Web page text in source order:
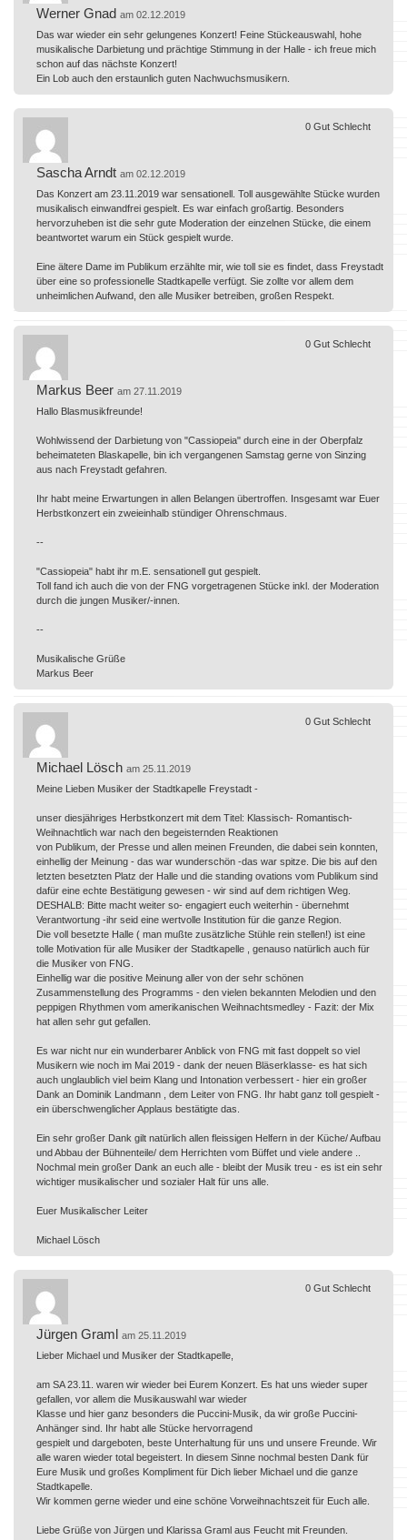
Werner Gnad am 02.12.2019
Das war wieder ein sehr gelungenes Konzert! Feine Stückeauswahl, hohe
musikalische Darbietung und prächtige Stimmung in der Halle - ich freue mich
schon auf das nächste Konzert!
Ein Lob auch den erstaunlich guten Nachwuchsmusikern.
Sascha Arndt am 02.12.2019
Das Konzert am 23.11.2019 war sensationell. Toll ausgewählte Stücke wurden
musikalisch einwandfrei gespielt. Es war einfach großartig. Besonders
hervorzuheben ist die sehr gute Moderation der einzelnen Stücke, die einem
beantwortet warum ein Stück gespielt wurde.
Eine ältere Dame im Publikum erzählte mir, wie toll sie es findet, dass Freystadt
über eine so professionelle Stadtkapelle verfügt. Sie zollte vor allem dem
unheimlichen Aufwand, den alle Musiker betreiben, großen Respekt.
0 Gut Schlecht
Markus Beer am 27.11.2019
Hallo Blasmusikfreunde!
Wohlwissend der Darbietung von "Cassiopeia" durch eine in der Oberpfalz
beheimateten Blaskapelle, bin ich vergangenen Samstag gerne von Sinzing
aus nach Freystadt gefahren.
Ihr habt meine Erwartungen in allen Belangen übertroffen. Insgesamt war Euer
Herbstkonzert ein zweieinhalb stündiger Ohrenschmaus.
--
"Cassiopeia" habt ihr m.E. sensationell gut gespielt.
Toll fand ich auch die von der FNG vorgetragenen Stücke inkl. der Moderation
durch die jungen Musiker/-innen.
--
Musikalische Grüße
Markus Beer
0 Gut Schlecht
Michael Lösch am 25.11.2019
Meine Lieben Musiker der Stadtkapelle Freystadt -
unser diesjähriges Herbstkonzert mit dem Titel: Klassisch- Romantisch-
Weihnachtlich war nach den begeisternden Reaktionen
von Publikum, der Presse und allen meinen Freunden, die dabei sein konnten,
einhellig der Meinung - das war wunderschön -das war spitze. Die bis auf den
letzten besetzten Platz der Halle und die standing ovations vom Publikum sind
dafür eine echte Bestätigung gewesen - wir sind auf dem richtigen Weg.
DESHALB: Bitte macht weiter so- engagiert euch weiterhin - übernehmt
Verantwortung -ihr seid eine wertvolle Institution für die ganze Region.
Die voll besetzte Halle ( man mußte zusätzliche Stühle rein stellen!) ist eine
tolle Motivation für alle Musiker der Stadtkapelle , genauso natürlich auch für
die Musiker von FNG.
Einhellig war die positive Meinung aller von der sehr schönen
Zusammenstellung des Programms - den vielen bekannten Melodien und den
peppigen Rhythmen vom amerikanischen Weihnachtsmedley - Fazit: der Mix
hat allen sehr gut gefallen.
Es war nicht nur ein wunderbarer Anblick von FNG mit fast doppelt so viel
Musikern wie noch im Mai 2019 - dank der neuen Bläserklasse- es hat sich
auch unglaublich viel beim Klang und Intonation verbessert - hier ein großer
Dank an Dominik Landmann , dem Leiter von FNG. Ihr habt ganz toll gespielt -
ein überschwenglicher Applaus bestätigte das.
Ein sehr großer Dank gilt natürlich allen fleissigen Helfern in der Küche/ Aufbau
und Abbau der Bühnenteile/ dem Herrichten vom Büffet und viele andere ..
Nochmal mein großer Dank an euch alle - bleibt der Musik treu - es ist ein sehr
wichtiger musikalischer und sozialer Halt für uns alle.
Euer Musikalischer Leiter
Michael Lösch
0 Gut Schlecht
Jürgen Graml am 25.11.2019
Lieber Michael und Musiker der Stadtkapelle,
am SA 23.11. waren wir wieder bei Eurem Konzert. Es hat uns wieder super
gefallen, vor allem die Musikauswahl war wieder
Klasse und hier ganz besonders die Puccini-Musik, da wir große Puccini-
Anhänger sind. Ihr habt alle Stücke hervorragend
gespielt und dargeboten, beste Unterhaltung für uns und unsere Freunde. Wir
alle waren wieder total begeistert. In diesem Sinne nochmal besten Dank für
Eure Musik und großes Kompliment für Dich lieber Michael und die ganze
Stadtkapelle.
Wir kommen gerne wieder und eine schöne Vorweihnachtszeit für Euch alle.
Liebe Grüße von Jürgen und Klarissa Graml aus Feucht mit Freunden.
0 Gut Schlecht